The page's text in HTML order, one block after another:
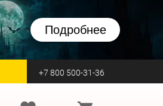
Подробнее
+7 800 500-31-36